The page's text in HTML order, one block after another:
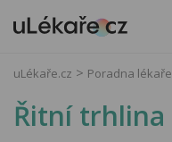
uLékaře.cz Poradna lékaře
Řitní trhlina